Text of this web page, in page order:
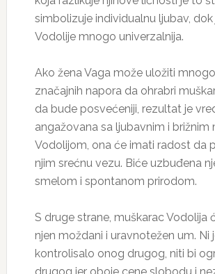
simbolizuje individualnu ljubav, dok
Vodolije mnogo univerzalnija.
Ako žena Vaga može uložiti
značajnih napora da ohrabri
da bude posvećeniji, rezultat je
angažovana sa ljubavnim i brižnim
Vodolijom, ona će imati radost da
njim srećnu vezu. Biće uzbuđena
smelom i spontanom prirodom.
S druge strane, muškarac Vodolija
njen moždani i uravnotežen um. Ni
kontrolisalo onog drugog, niti bi